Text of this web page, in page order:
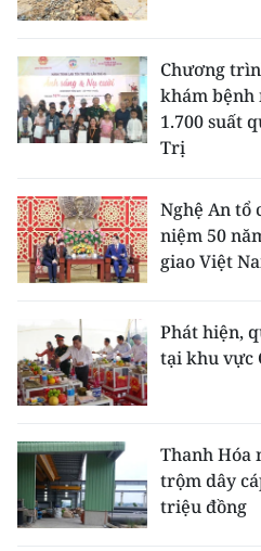
Chương
khám bệnh
1.700 suất
Trị
Nghệ An tổ
niệm 50
giao Việt
Phát hiện,
tại khu vực
Thanh Hóa
trộm dây
triệu đồng